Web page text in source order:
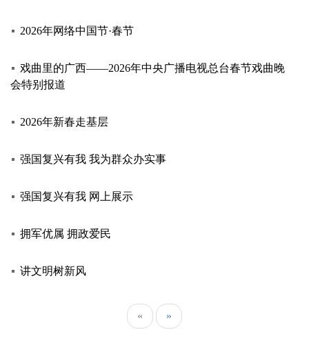
2026年网络中国节·春节
戏曲里的广西——2026年中央广播电视总台春节戏曲晚
会特别报道
2026年新春走基层
强国复兴有我 我为群众办实事
强国复兴有我 网上展示
拥军优属 拥政爱民
讲文明树新风
« »